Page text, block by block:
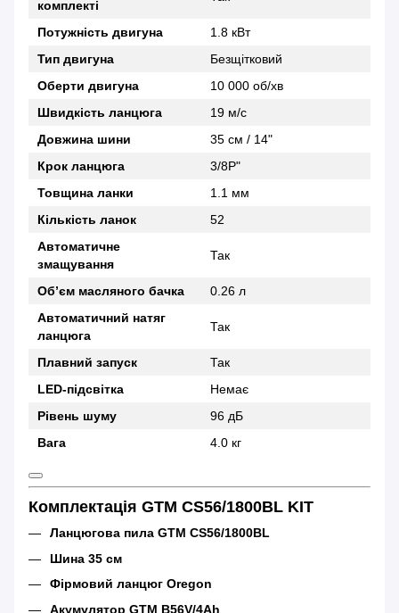
комплекті
Потужність двигуна
1.8 кВт
Тип двигуна
Безщітковий
Оберти двигуна
10 000 об/хв
Швидкість ланцюга
19 м/с
Довжина шини
35 см / 14"
Крок ланцюга
3/8P"
Товщина ланки
1.1 мм
Кількість ланок
52
Автоматичне
змащування
Так
Об’єм масляного бачка
0.26 л
Автоматичний натяг
ланцюга
Так
Плавний запуск
Так
LED-підсвітка
Немає
Рівень шуму
96 дБ
Вага
4.0 кг
Комплектація GTM CS56/1800BL KIT
Ланцюгова пила GTM CS56/1800BL
Шина 35 см
Фірмовий ланцюг Oregon
Акумулятор GTM B56V/4Ah